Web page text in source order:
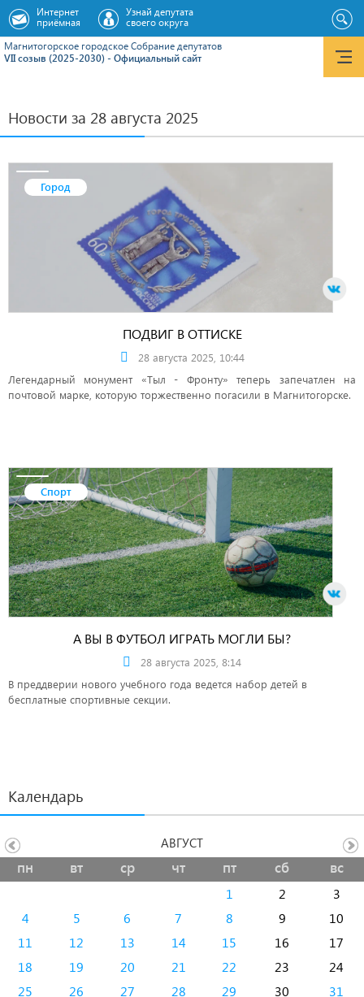
Магнитогорское городское Cобрание депутатов
VII созыв (2025-2030) - Официальный сайт
Интернет
приёмная
Узнай депутата
своего округа
Новости за 28 августа 2025
Город
ПОДВИГ В ОТТИСКЕ
28 августа 2025, 10:44
Легендарный монумент «Тыл - Фронту» теперь запечатлен на
почтовой марке, которую торжественно погасили в Магнитогорске.
Спорт
А ВЫ В ФУТБОЛ ИГРАТЬ МОГЛИ БЫ?
28 августа 2025, 8:14
В преддверии нового учебного года ведется набор детей в
бесплатные спортивные секции.
Календарь
пн вт ср чт пт сб вс
1 2
3
4
5 6 7 8 9
10
11
12 13 14 15 16
17
18
19 20 21 22 23
24
25
26 27 28 29 30 31
АВГУСТ